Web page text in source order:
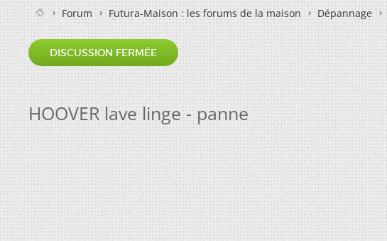
Forum Futura-Maison : les forums de la maison Dépannage
DISCUSSION FERMÉE
HOOVER lave linge - panne